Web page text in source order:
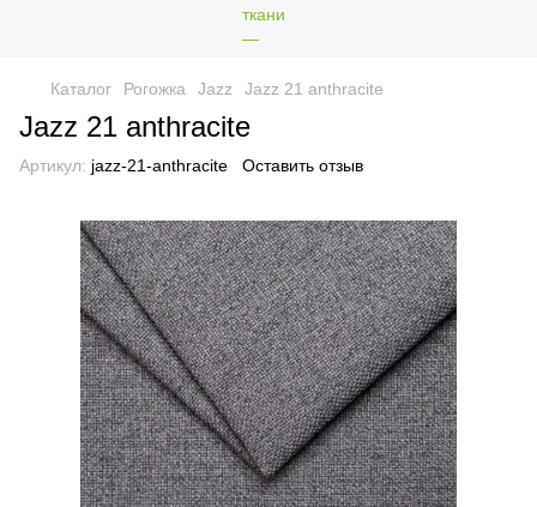
Каталог Рогожка Jazz Jazz 21 anthracite
Jazz 21 anthracite
Артикул: jazz-21-anthracite Оставить отзыв